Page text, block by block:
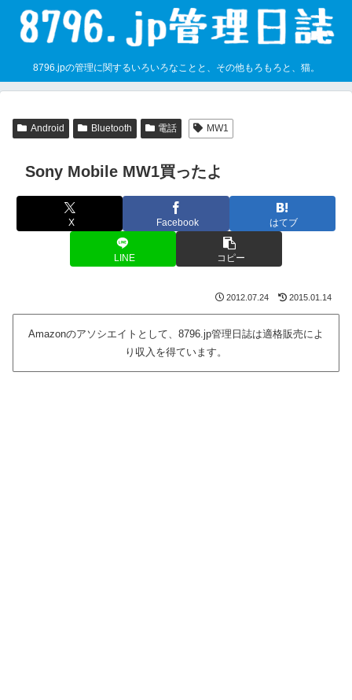
8796.jpの管理に関するいろいろなことと、その他もろもろと、猫。
Android Bluetooth 電話 MW1
Sony Mobile MW1買ったよ
X Facebook はてブ
LINE コピー
2012.07.24 2015.01.14
Amazonのアソシエイトとして、8796.jp管理日誌は適格販売によ
り収入を得ています。